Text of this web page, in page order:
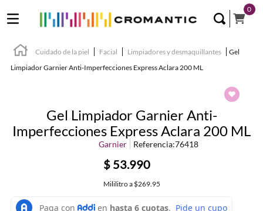
0
Cuidado de la piel Facial Limpiadores y desmaquillantes
Gel
Limpiador Garnier Anti-Imperfecciones Express Aclara 200 ML
Gel Limpiador Garnier Anti-
Imperfecciones Express Aclara 200 ML
Garnier Referencia:76418
$ 53.990
Mililitroa $269.95